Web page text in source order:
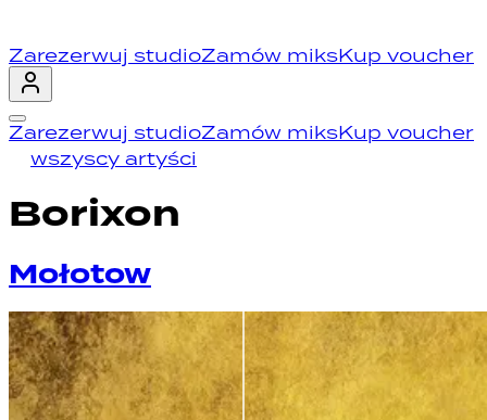
Zarezerwuj studioZamów miksKup voucher
Zarezerwuj studioZamów miksKup voucher
wszyscy artyści
Borixon
Mołotow